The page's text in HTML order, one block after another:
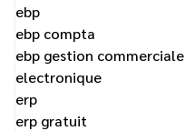
ebp
ebp compta
ebp gestion commerciale
electronique
erp
erp gratuit